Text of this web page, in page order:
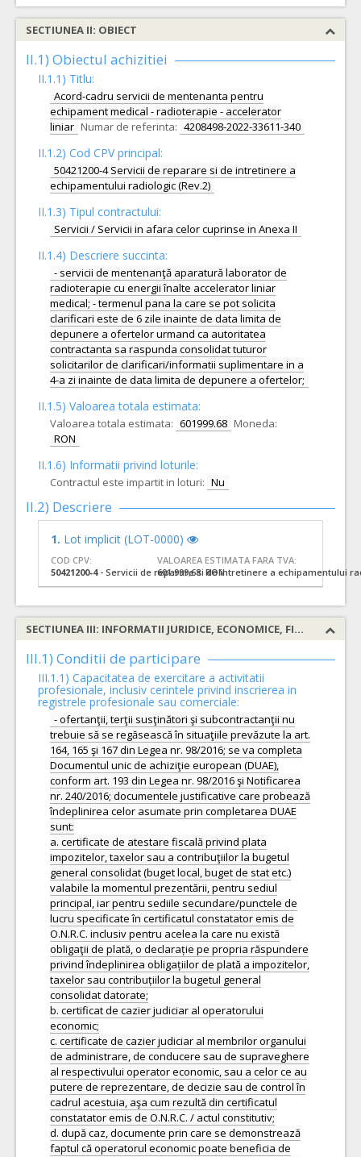
SECTIUNEA II: OBIECT
II.1) Obiectul achizitiei
II.1.1) Titlu:
Acord-cadru servicii de mentenanta pentru
echipament medical - radioterapie - accelerator
liniar Numar de referinta: 4208498-2022-33611-340
II.1.2) Cod CPV principal:
50421200-4 Servicii de reparare si de intretinere a
echipamentului radiologic (Rev.2)
II.1.3) Tipul contractului:
Servicii / Servicii in afara celor cuprinse in Anexa II
II.1.4) Descriere succinta:
- servicii de mentenanţă aparatură laborator de
radioterapie cu energii înalte accelerator liniar
medical; - termenul pana la care se pot solicita
clarificari este de 6 zile inainte de data limita de
depunere a ofertelor urmand ca autoritatea
contractanta sa raspunda consolidat tuturor
solicitarilor de clarificari/informatii suplimentare in a
4-a zi inainte de data limita de depunere a ofertelor;
II.1.5) Valoarea totala estimata:
Valoarea totala estimata: 601999.68 Moneda:
RON
II.1.6) Informatii privind loturile:
Contractul este impartit in loturi: Nu
II.2) Descriere
1. Lot implicit (LOT-0000)
COD CPV:
50421200-4- Servicii de reparare si de intretinere a echipamentului
VALOAREA ESTIMATA FARA TVA:
601.999,68 RON
SECTIUNEA III: INFORMATII JURIDICE, ECONOMICE, FINANCIARE SI TEHNICE
III.1) Conditii de participare
III.1.1) Capacitatea de exercitare a activitatii
profesionale, inclusiv cerintele privind inscrierea in
registrele profesionale sau comerciale:
- ofertanţii, terţii susţinători şi subcontractanţii nu
trebuie să se regăsească în situaţiile prevăzute la art.
164, 165 şi 167 din Legea nr. 98/2016; se va completa
Documentul unic de achiziţie european (DUAE),
conform art. 193 din Legea nr. 98/2016 şi Notificarea
nr. 240/2016; documentele justificative care probează
îndeplinirea celor asumate prin completarea DUAE
sunt:
a. certificate de atestare fiscală privind plata
impozitelor, taxelor sau a contribuţiilor la bugetul
general consolidat (buget local, buget de stat etc.)
valabile la momentul prezentării, pentru sediul
principal, iar pentru sediile secundare/punctele de
lucru specificate în certificatul constatator emis de
O.N.R.C. inclusiv pentru acelea la care nu există
obligaţii de plată, o declarație pe propria răspundere
privind îndeplinirea obligațiilor de plată a impozitelor,
taxelor sau contribuțiilor la bugetul general
consolidat datorate;
b. certificat de cazier judiciar al operatorului
economic;
c. certificate de cazier judiciar al membrilor organului
de administrare, de conducere sau de supraveghere
al respectivului operator economic, sau a celor ce au
putere de reprezentare, de decizie sau de control în
cadrul acestuia, aşa cum rezultă din certificatul
constatator emis de O.N.R.C. / actul constitutiv;
d. după caz, documente prin care se demonstrează
faptul că operatorul economic poate beneficia de